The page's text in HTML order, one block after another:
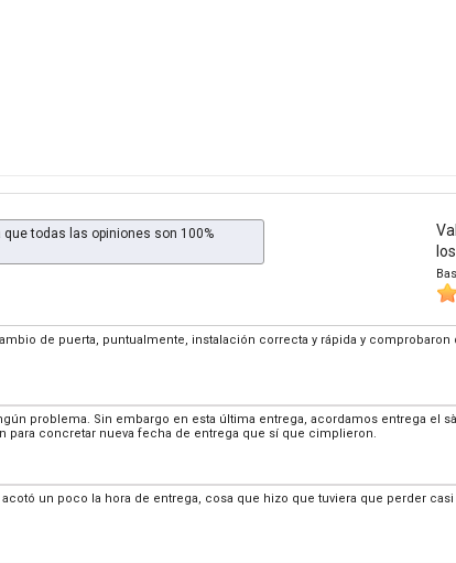
todas las opiniones son 100%
de puerta, puntualmente, instalación correcta y rápida y comprobaron
problema. Sin embargo en esta última entrega, acordamos entrega el
para concretar nueva fecha de entrega que sí que cimplieron.
un poco la hora de entrega, cosa que hizo que tuviera que perder